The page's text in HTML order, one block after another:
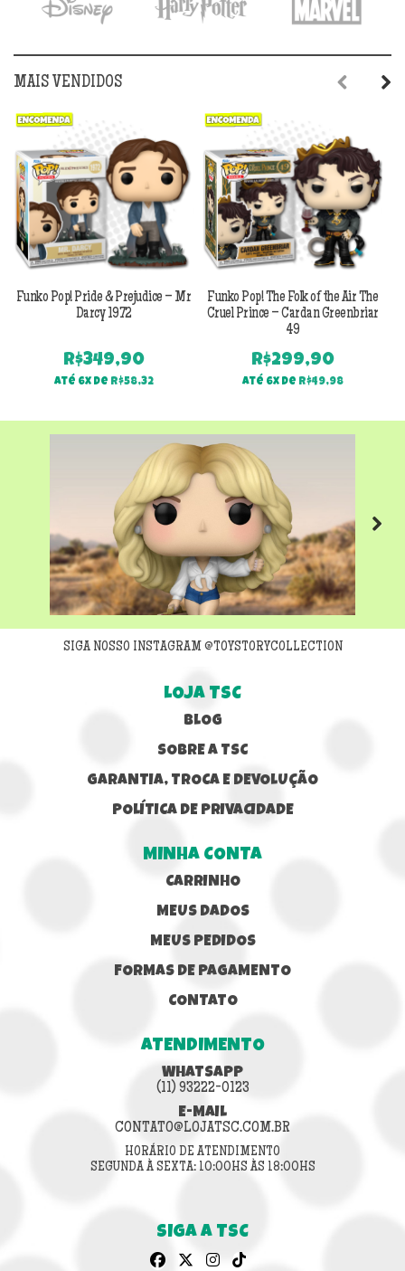
MAIS VENDIDOS
Funko Pop! Pride & Prejudice – Mr
Darcy 1972
R$349,90
Até 6x de R$58,32
Funko Pop! The Folk of the Air The
Cruel Prince – Cardan Greenbriar
49
R$299,90
Até 6x de R$49,98
Next
SIGA NOSSO INSTAGRAM @TOYSTORYCOLLECTION
LOJA TSC
BLOG
SOBRE A TSC
GARANTIA, TROCA E DEVOLUÇÃO
POLÍTICA DE PRIVACIDADE
MINHA CONTA
CARRINHO
MEUS DADOS
MEUS PEDIDOS
FORMAS DE PAGAMENTO
CONTATO
ATENDIMENTO
WHATSAPP
(11) 93222-0123
E-MAIL
CONTATO@LOJATSC.COM.BR
HORÁRIO DE ATENDIMENTO
SEGUNDA À SEXTA: 10:00HS ÀS 18:00HS
SIGA A TSC